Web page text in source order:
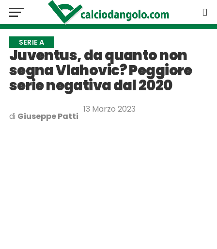
SERIE A
Juventus, da quanto non
segna Vlahovic? Peggiore
serie negativa dal 2020
di Giuseppe Patti
13 Marzo 2023